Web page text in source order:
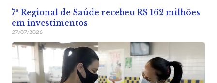
7ª Regional de Saúde recebeu R$ 162 milhões
em investimentos
27/07/2026